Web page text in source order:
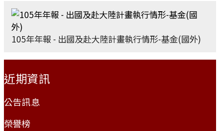
105年年報 - 出國及赴大陸計畫執行情形-基金(國外)
近期資訊
公告訊息
榮譽榜